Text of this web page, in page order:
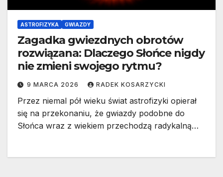
ASTROFIZYKA GWIAZDY
Zagadka gwiezdnych obrotów
rozwiązana: Dlaczego Słońce nigdy
nie zmieni swojego rytmu?
9 MARCA 2026 RADEK KOSARZYCKI
Przez niemal pół wieku świat astrofizyki opierał
się na przekonaniu, że gwiazdy podobne do
Słońca wraz z wiekiem przechodzą radykalną…